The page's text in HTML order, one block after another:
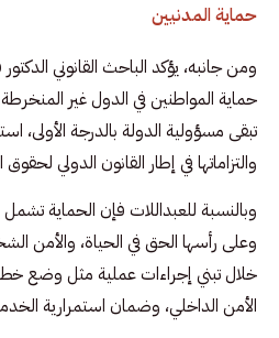
حماية المدنيين
ومن جانبه، يؤكد الباحث القانوني
حماية المواطنين في الدول غير
تبقى مسؤولية الدولة بالدرجة الأولى،
والتزاماتها في إطار القانون الدولي لحقوق
وبالنسبة للعبداللات فإن الحماية
وعلى رأسها الحق في الحياة، والأمن
خلال تبني إجراءات عملية مثل وضع خطط
الأمن الداخلي، وضمان استمرارية